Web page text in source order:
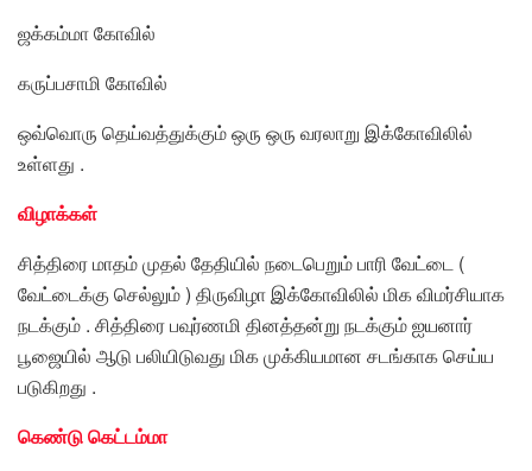
ஜக்கம்மா கோவில்
கருப்பசாமி கோவில்
ஒவ்வொரு தெய்வத்துக்கும் ஒரு ஒரு வரலாறு இக்கோவிலில்
உள்ளது .
விழாக்கள்
சித்திரை மாதம் முதல் தேதியில் நடைபெறும் பாரி வேட்டை (
வேட்டைக்கு செல்லும் ) திருவிழா இக்கோவிலில் மிக விமர்சியாக
நடக்கும் . சித்திரை பவுர்ணமி தினத்தன்று நடக்கும் ஐயனார்
பூஜையில் ஆடு பலியிடுவது மிக முக்கியமான சடங்காக செய்ய
படுகிறது .
கெண்டு கெட்டம்மா